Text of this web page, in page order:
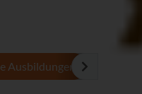
Ausbildungen